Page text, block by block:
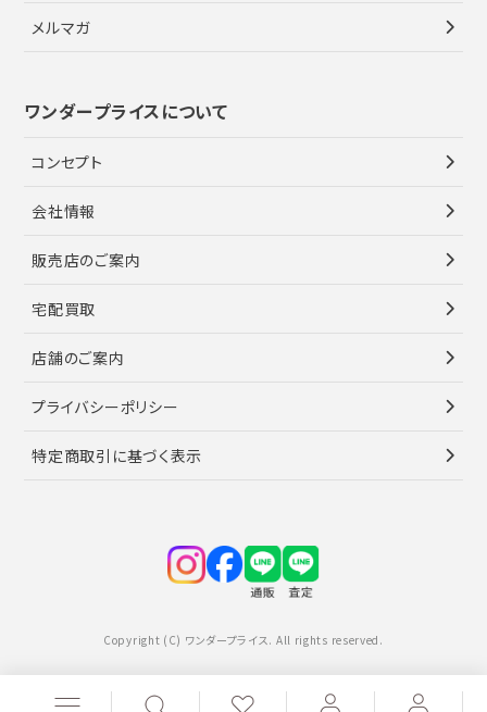
メルマガ
ワンダープライスについて
コンセプト
会社情報
販売店のご案内
宅配買取
店舗のご案内
プライバシーポリシー
特定商取引に基づく表示
Copyright (C) ワンダープライス. All rights reserved.